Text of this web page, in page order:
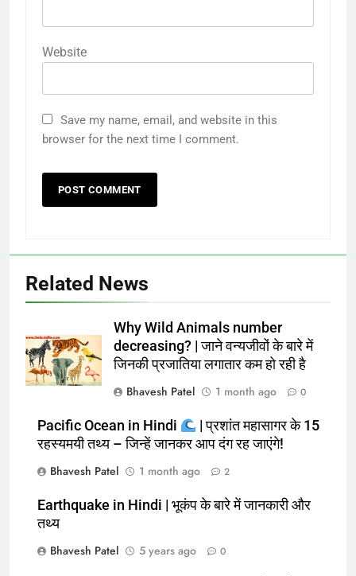
Website
Save my name, email, and website in this
browser for the next time I comment.
Related News
Why Wild Animals number
decreasing? | जाने वन्यजीवों के बारे में
जिनकी प्रजातिया लगातार कम हो रही है
Bhavesh Patel
1 month ago 0
Pacific Ocean in Hindi
| प्रशांत महासागर के 15
रहस्यमयी तथ्य – जिन्हें जानकर आप दंग रह जाएंगे!
Bhavesh Patel
1 month ago 2
Earthquake in Hindi | भूकंप के बारे में जानकारी और
तथ्य
Bhavesh Patel
5 years ago 0